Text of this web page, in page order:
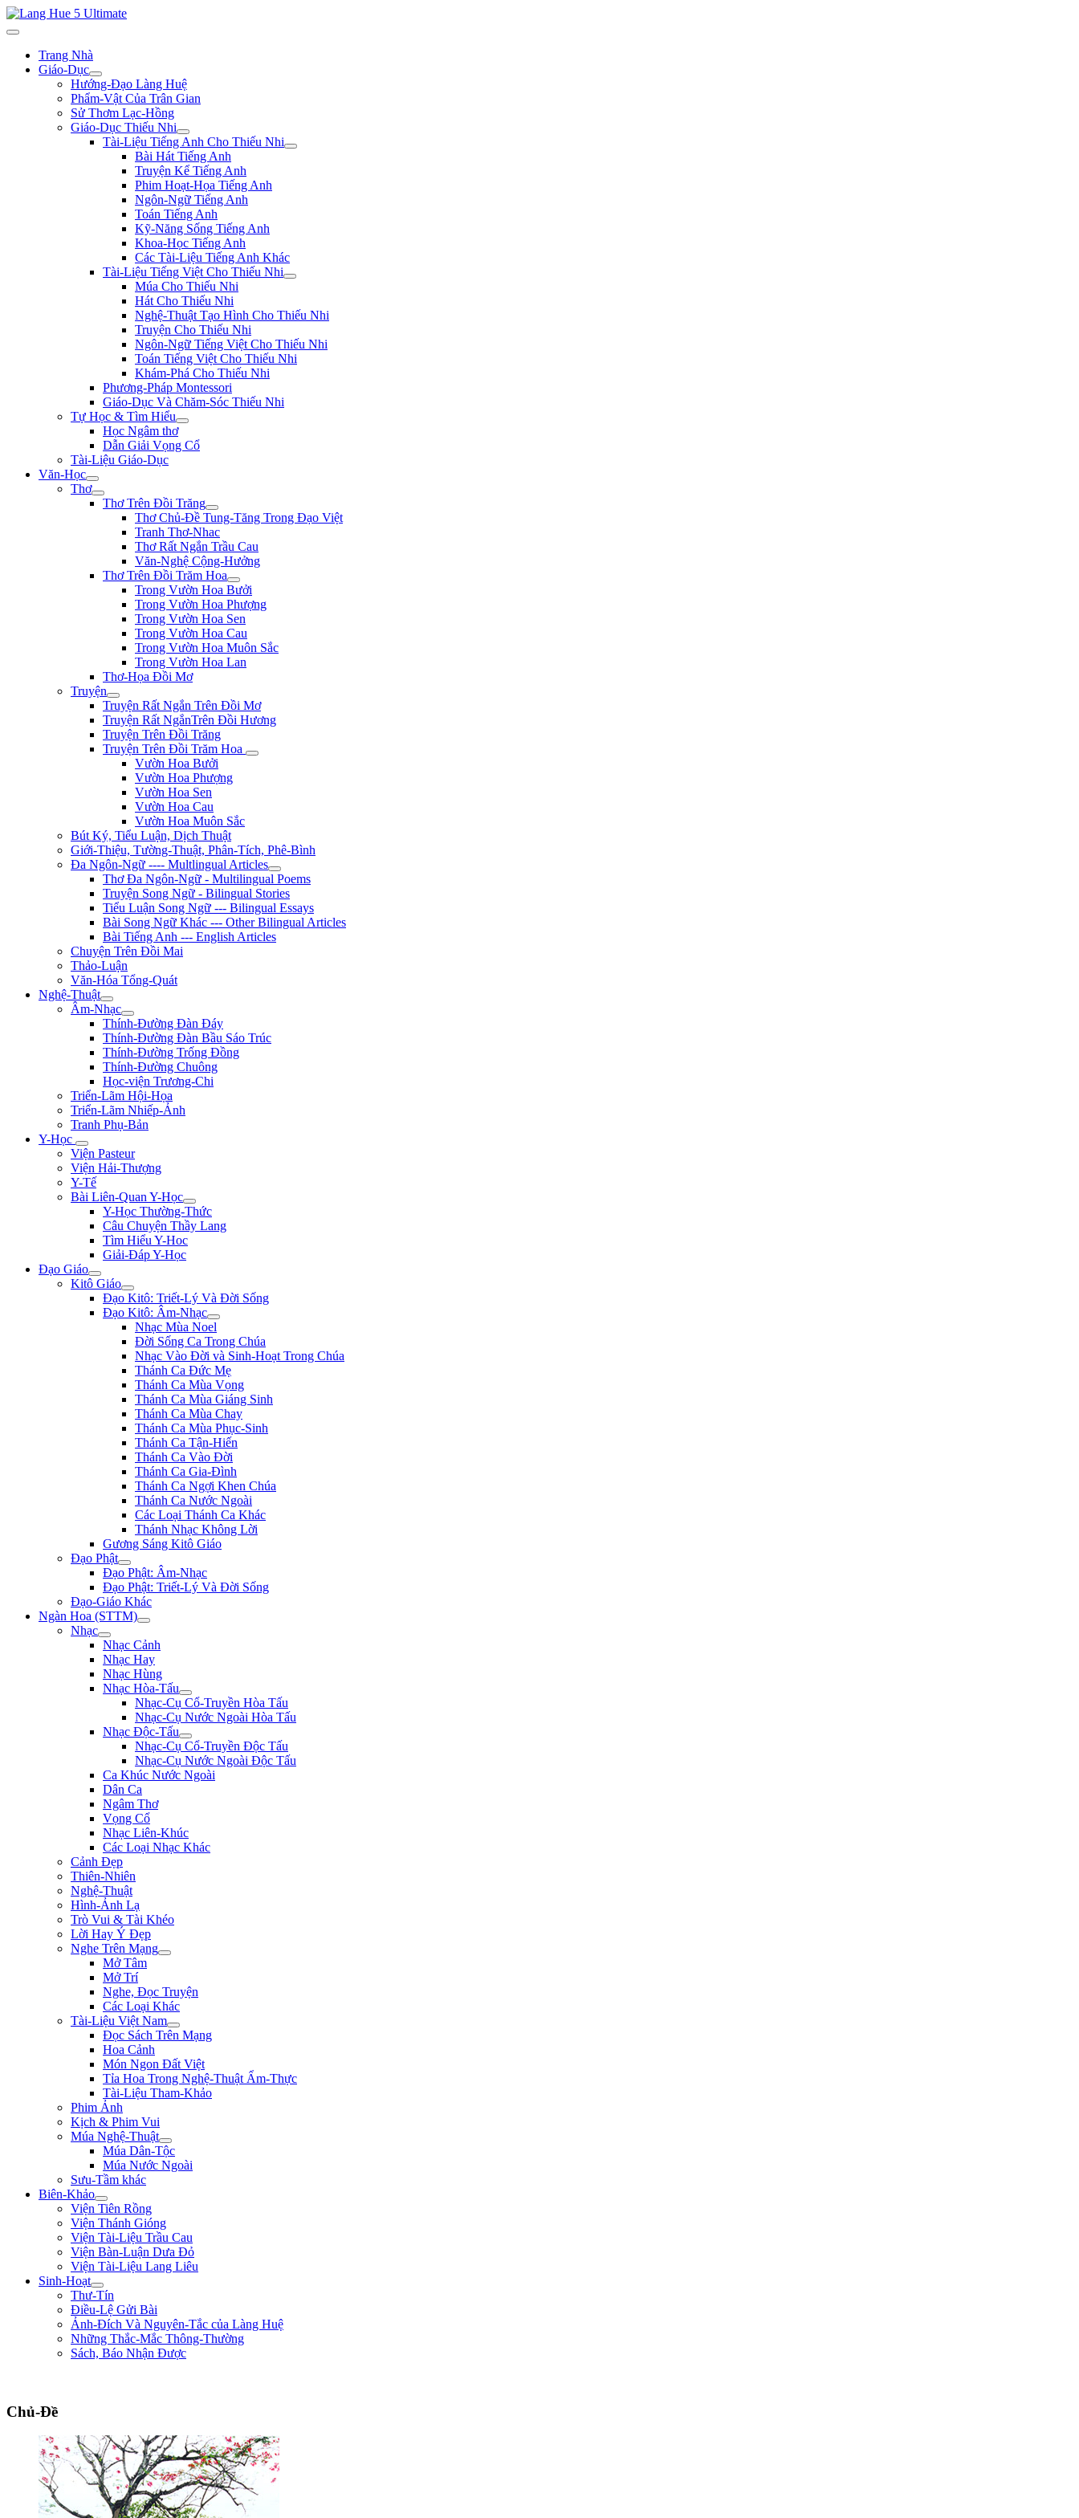
Trang Nhà
Giáo-Dục
Hướng-Đạo Làng Huệ
Phẩm-Vật Của Trân Gian
Sử Thơm Lạc-Hồng
Giáo-Dục Thiếu Nhi
Tài-Liệu Tiếng Anh Cho Thiếu Nhi
Bài Hát Tiếng Anh
Truyện Kể Tiếng Anh
Phim Hoạt-Họa Tiếng Anh
Ngôn-Ngữ Tiếng Anh
Toán Tiếng Anh
Kỹ-Năng Sống Tiếng Anh
Khoa-Học Tiếng Anh
Các Tài-Liệu Tiếng Anh Khác
Tài-Liệu Tiếng Việt Cho Thiếu Nhi
Múa Cho Thiếu Nhi
Hát Cho Thiếu Nhi
Nghệ-Thuật Tạo Hình Cho Thiếu Nhi
Truyện Cho Thiếu Nhi
Ngôn-Ngữ Tiếng Việt Cho Thiếu Nhi
Toán Tiếng Việt Cho Thiếu Nhi
Khám-Phá Cho Thiếu Nhi
Phương-Pháp Montessori
Giáo-Dục Và Chăm-Sóc Thiếu Nhi
Tự Học & Tìm Hiểu
Học Ngâm thơ
Dẫn Giải Vọng Cổ
Tài-Liệu Giáo-Dục
Văn-Học
Thơ
Thơ Trên Đồi Trăng
Thơ Chủ-Đề Tung-Tăng Trong Đạo Việt
Tranh Thơ-Nhac
Thơ Rất Ngắn Trầu Cau
Văn-Nghệ Cộng-Hưởng
Thơ Trên Đồi Trăm Hoa
Trong Vườn Hoa Bưởi
Trong Vườn Hoa Phượng
Trong Vườn Hoa Sen
Trong Vườn Hoa Cau
Trong Vườn Hoa Muôn Sắc
Trong Vườn Hoa Lan
Thơ-Họa Đồi Mơ
Truyện
Truyện Rất Ngắn Trên Đồi Mơ
Truyện Rất NgắnTrên Đồi Hương
Truyện Trên Đồi Trăng
Truyện Trên Đồi Trăm Hoa
Vườn Hoa Bưởi
Vườn Hoa Phượng
Vườn Hoa Sen
Vườn Hoa Cau
Vườn Hoa Muôn Sắc
Bút Ký, Tiểu Luận, Dịch Thuật
Giới-Thiệu, Tường-Thuật, Phân-Tích, Phê-Bình
Đa Ngôn-Ngữ ---- Multlingual Articles
Thơ Đa Ngôn-Ngữ - Multilingual Poems
Truyện Song Ngữ - Bilingual Stories
Tiểu Luận Song Ngữ --- Bilingual Essays
Bài Song Ngữ Khác --- Other Bilingual Articles
Bài Tiếng Anh --- English Articles
Chuyện Trên Đồi Mai
Thảo-Luận
Văn-Hóa Tổng-Quát
Nghệ-Thuật
Âm-Nhạc
Thính-Đường Đàn Đáy
Thính-Đường Đàn Bầu Sáo Trúc
Thính-Đường Trống Đồng
Thính-Đường Chuông
Học-viện Trương-Chi
Triển-Lãm Hội-Họa
Triển-Lãm Nhiếp-Ảnh
Tranh Phụ-Bản
Y-Học
Viện Pasteur
Viện Hải-Thượng
Y-Tế
Bài Liên-Quan Y-Học
Y-Học Thường-Thức
Câu Chuyện Thầy Lang
Tìm Hiểu Y-Hoc
Giải-Đáp Y-Học
Đạo Giáo
Kitô Giáo
Đạo Kitô: Triết-Lý Và Đời Sống
Đạo Kitô: Âm-Nhạc
Nhạc Mùa Noel
Đời Sống Ca Trong Chúa
Nhạc Vào Đời và Sinh-Hoạt Trong Chúa
Thánh Ca Đức Mẹ
Thánh Ca Mùa Vọng
Thánh Ca Mùa Giáng Sinh
Thánh Ca Mùa Chay
Thánh Ca Mùa Phục-Sinh
Thánh Ca Tận-Hiến
Thánh Ca Vào Đời
Thánh Ca Gia-Đình
Thánh Ca Ngợi Khen Chúa
Thánh Ca Nước Ngoài
Các Loại Thánh Ca Khác
Thánh Nhạc Không Lời
Gương Sáng Kitô Giáo
Đạo Phật
Đạo Phật: Âm-Nhạc
Đạo Phật: Triết-Lý Và Đời Sống
Đạo-Giáo Khác
Ngàn Hoa (STTM)
Nhạc
Nhạc Cảnh
Nhạc Hay
Nhạc Hùng
Nhạc Hòa-Tấu
Nhạc-Cụ Cổ-Truyền Hòa Tấu
Nhạc-Cụ Nước Ngoài Hòa Tấu
Nhạc Độc-Tấu
Nhạc-Cụ Cổ-Truyền Độc Tấu
Nhạc-Cụ Nước Ngoài Độc Tấu
Ca Khúc Nước Ngoài
Dân Ca
Ngâm Thơ
Vọng Cổ
Nhạc Liên-Khúc
Các Loại Nhạc Khác
Cảnh Đẹp
Thiên-Nhiên
Nghệ-Thuật
Hình-Ảnh Lạ
Trò Vui & Tài Khéo
Lời Hay Ý Đẹp
Nghe Trên Mạng
Mở Tâm
Mở Trí
Nghe, Đọc Truyện
Các Loại Khác
Tài-Liệu Việt Nam
Đọc Sách Trên Mạng
Hoa Cảnh
Món Ngon Đất Việt
Tỉa Hoa Trong Nghệ-Thuật Ẩm-Thực
Tài-Liệu Tham-Khảo
Phim Ảnh
Kịch & Phim Vui
Múa Nghệ-Thuật
Múa Dân-Tộc
Múa Nước Ngoài
Sưu-Tầm khác
Biên-Khảo
Viện Tiên Rồng
Viện Thánh Gióng
Viện Tài-Liệu Trầu Cau
Viện Bàn-Luận Dưa Đỏ
Viện Tài-Liệu Lang Liêu
Sinh-Hoạt
Thư-Tín
Điều-Lệ Gửi Bài
Ảnh-Đích Và Nguyên-Tắc của Làng Huệ
Những Thắc-Mắc Thông-Thường
Sách, Báo Nhận Được
Chủ-Đề